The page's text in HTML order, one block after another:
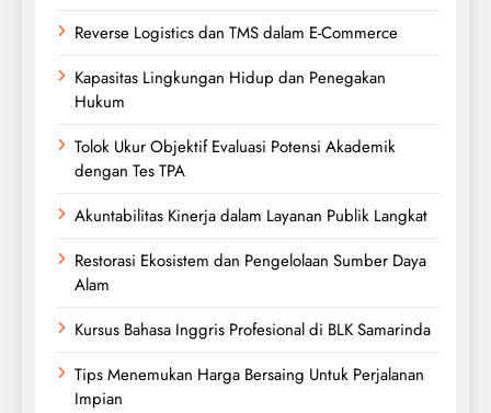
Reverse Logistics dan TMS dalam E-Commerce
Kapasitas Lingkungan Hidup dan Penegakan
Hukum
Tolok Ukur Objektif Evaluasi Potensi Akademik
dengan Tes TPA
Akuntabilitas Kinerja dalam Layanan Publik Langkat
Restorasi Ekosistem dan Pengelolaan Sumber Daya
Alam
Kursus Bahasa Inggris Profesional di BLK Samarinda
Tips Menemukan Harga Bersaing Untuk Perjalanan
Impian